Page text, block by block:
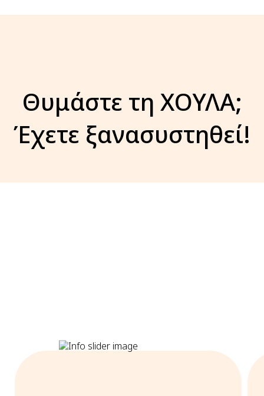
Θυμάστε τη ΧΟΥΛΑ;
Έχετε ξανασυστηθεί!